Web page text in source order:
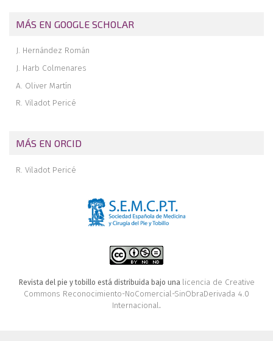
MÁS EN GOOGLE SCHOLAR
J. Hernández Román
J. Harb Colmenares
A. Oliver Martín
R. Viladot Pericé
MÁS EN ORCID
R. Viladot Pericé
Revista del pie y tobillo está distribuida bajo una licencia de Creative
Commons Reconocimiento-NoComercial-SinObraDerivada 4.0
Internacional.